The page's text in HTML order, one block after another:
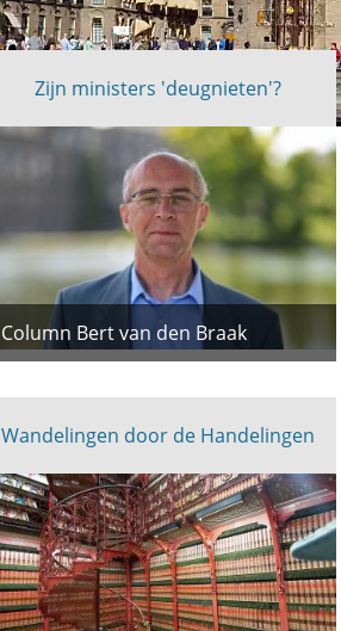
Zijn ministers 'deugnieten'?
Column Bert van den Braak
Wandelingen door de Handelingen